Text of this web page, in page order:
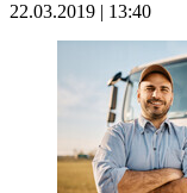
22.03.2019 | 13:40